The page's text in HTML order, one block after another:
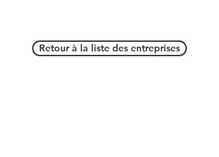
Retour à la liste des entreprises